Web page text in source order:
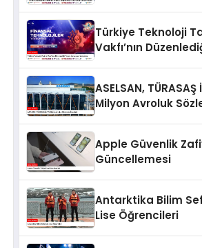
Türkiye Teknoloji
Vakfı’nın
ASELSAN, TÜRASAŞ
Milyon Avroluk
Apple Güvenlik
Güncellemesi
Antarktika Bilim
Lise Öğrencileri